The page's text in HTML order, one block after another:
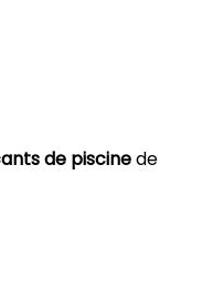
de piscinede